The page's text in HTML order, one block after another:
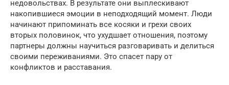
недовольствах. В результате они выплескивают
накопившиеся эмоции в неподходящий момент. Люди
начинают припоминать все косяки и грехи своих
вторых половинок, что ухудшает отношения, поэтому
партнеры должны научиться разговаривать и делиться
своими переживаниями. Это спасет пару от
конфликтов и расставания.